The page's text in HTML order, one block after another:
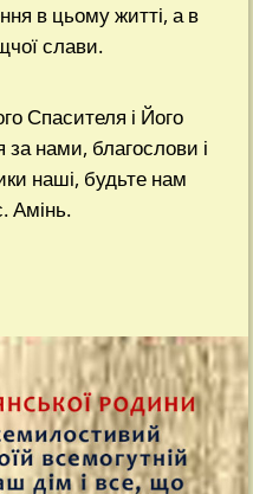
в цьому житті, а в
слави.
Спасителя і Його
за нами, благослови і
наші, будьте нам
Амінь.